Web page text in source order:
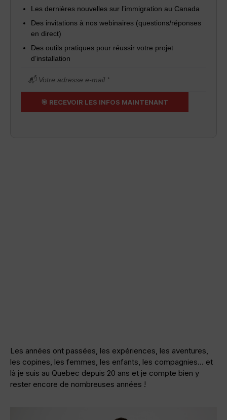
Les dernières nouvelles sur l’immigration au Canada
Des invitations à nos webinaires (questions/réponses
en direct)
Des outils pratiques pour réussir votre projet
d’installation
Les années ont passées, les expériences, les aventures,
les copines, les femmes, les enfants, les compagnies… et
là je suis au Quebec depuis 20 ans et je compte bien y
rester encore de nombreuses années !